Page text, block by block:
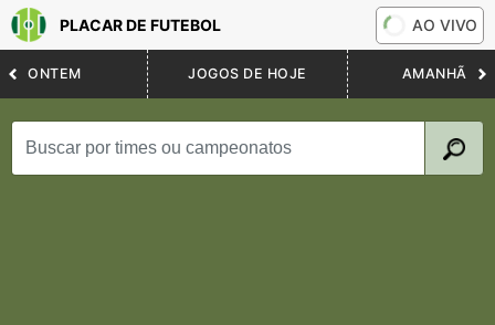
PLACAR DE FUTEBOL AO VIVO
ONTEM JOGOS DE HOJE AMANHÃ